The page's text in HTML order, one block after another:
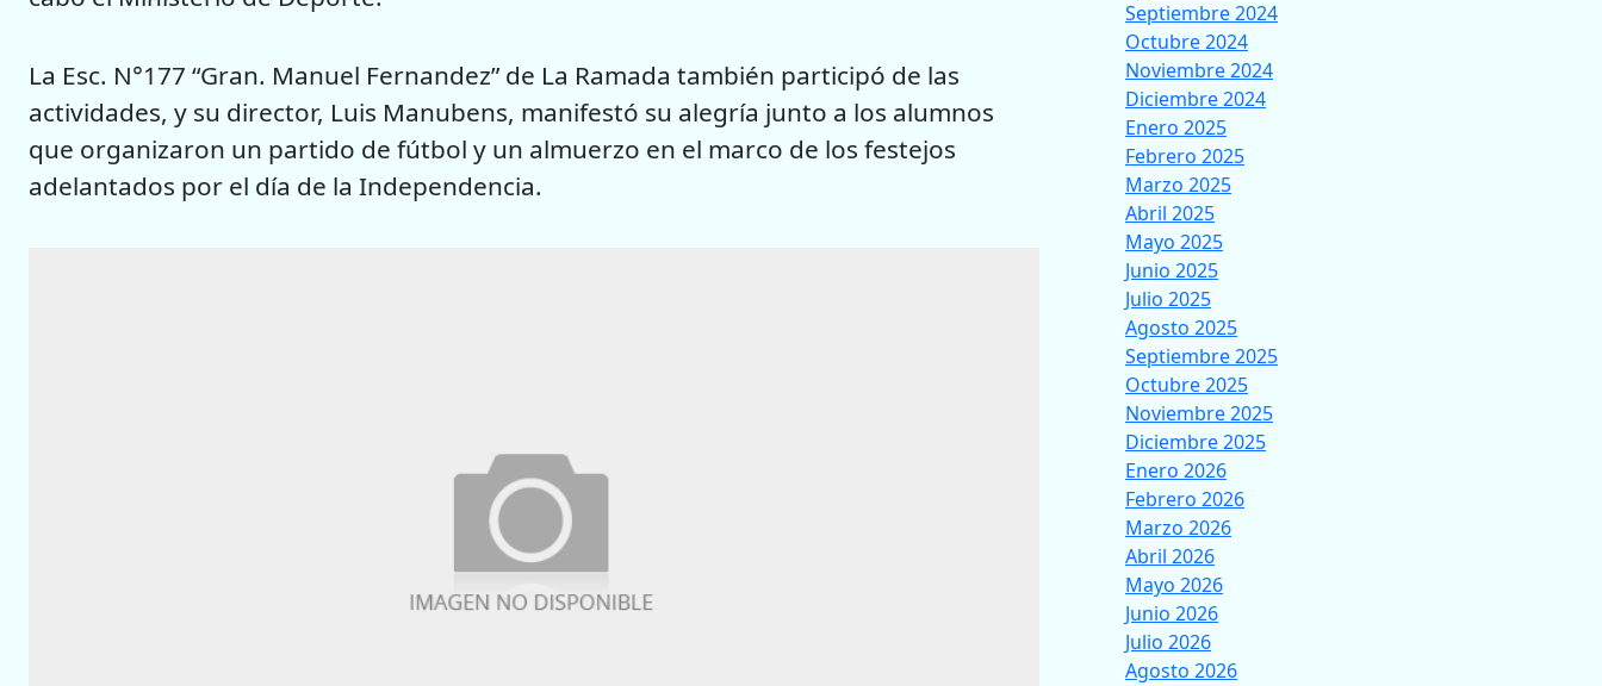
La Esc. N°177 “Gran. Manuel Fernandez” de La Ramada también participó de las
actividades, y su director, Luis Manubens, manifestó su alegría junto a los alumnos
que organizaron un partido de fútbol y un almuerzo en el marco de los festejos
adelantados por el día de la Independencia.
Septiembre 2024
Octubre 2024
Noviembre 2024
Diciembre 2024
Enero 2025
Febrero 2025
Marzo 2025
Abril 2025
Mayo 2025
Junio 2025
Julio 2025
Agosto 2025
Septiembre 2025
Octubre 2025
Noviembre 2025
Diciembre 2025
Enero 2026
Febrero 2026
Marzo 2026
Abril 2026
Mayo 2026
Junio 2026
Julio 2026
Agosto 2026